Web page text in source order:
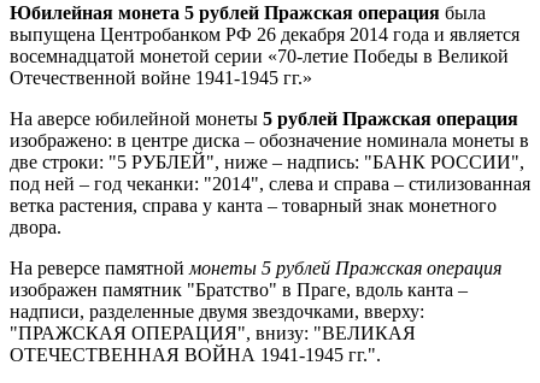
Юбилейная монета 5 рублей Пражская операция была
выпущена Центробанком РФ 26 декабря 2014 года и является
восемнадцатой монетой серии «70-летие Победы в Великой
Отечественной войне 1941-1945 гг.»
На аверсе юбилейной монеты 5 рублей Пражская операция
изображено: в центре диска – обозначение номинала монеты в
две строки: "5 РУБЛЕЙ", ниже – надпись: "БАНК РОССИИ",
под ней – год чеканки: "2014", слева и справа – стилизованная
ветка растения, справа у канта – товарный знак монетного
двора.
На реверсе памятной монеты 5 рублей Пражская операция
изображен памятник "Братство" в Праге, вдоль канта –
надписи, разделенные двумя звездочками, вверху:
"ПРАЖСКАЯ ОПЕРАЦИЯ", внизу: "ВЕЛИКАЯ
ОТЕЧЕСТВЕННАЯ ВОЙНА 1941-1945 гг.".